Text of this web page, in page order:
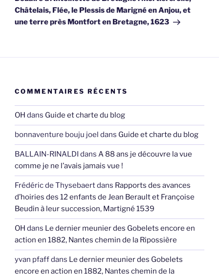
Châtelais, Flée, le Plessis de Marigné en Anjou, et
une terre près Montfort en Bretagne, 1623
COMMENTAIRES RÉCENTS
OH dans Guide et charte du blog
bonnaventure bouju joel dans Guide et charte du blog
BALLAIN-RINALDI dans A 88 ans je découvre la vue
comme je ne l’avais jamais vue !
Frédéric de Thysebaertdans Rapports des avances
d’hoiries des 12 enfants de Jean Berault et Françoise
Beudin à leur succession, Martigné 1539
OH dans Le dernier meunier des Gobelets encore en
action en 1882, Nantes chemin de la Ripossière
yvan pfaffdans Le dernier meunier des Gobelets
encore en action en 1882, Nantes chemin de la